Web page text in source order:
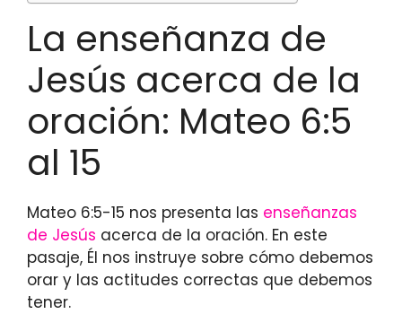
La enseñanza de
Jesús acerca de la
oración: Mateo 6:5
al 15
Mateo 6:5-15 nos presenta las enseñanzas
de Jesús acerca de la oración. En este
pasaje, Él nos instruye sobre cómo debemos
orar y las actitudes correctas que debemos
tener.